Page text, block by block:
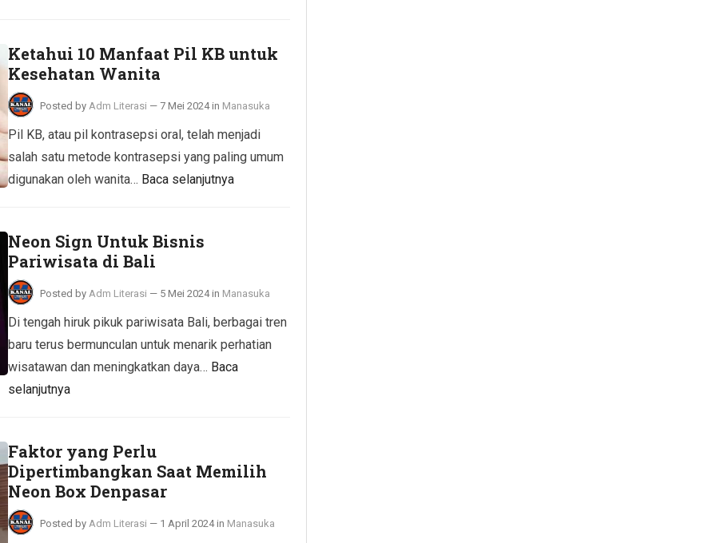
Ketahui 10 Manfaat Pil KB untuk
Kesehatan Wanita
Posted by Adm Literasi — 7 Mei 2024 in Manasuka
Pil KB, atau pil kontrasepsi oral, telah menjadi
salah satu metode kontrasepsi yang paling umum
digunakan oleh wanita… Baca selanjutnya
Neon Sign Untuk Bisnis
Pariwisata di Bali
Posted by Adm Literasi — 5 Mei 2024 in Manasuka
Di tengah hiruk pikuk pariwisata Bali, berbagai tren
baru terus bermunculan untuk menarik perhatian
wisatawan dan meningkatkan daya… Baca
selanjutnya
Faktor yang Perlu
Dipertimbangkan Saat Memilih
Neon Box Denpasar
Posted by Adm Literasi — 1 April 2024 in Manasuka